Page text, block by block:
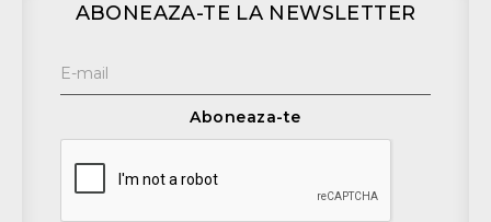
ABONEAZA-TE LA NEWSLETTER
Aboneaza-te